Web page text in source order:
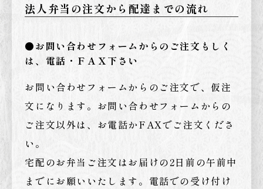
法人弁当の注文から配達までの流れ
●お問い合わせフォームからのご注文もしく
は、電話・ＦＡＸ下さい
お問い合わせフォームからのご注文で、仮注
文になります。お問い合わせフォームからの
ご注文以外は、お電話かFAXでご注文くださ
い。
宅配のお弁当ご注文はお届けの2日前の午前中
までにお願いいたします。電話での受け付け